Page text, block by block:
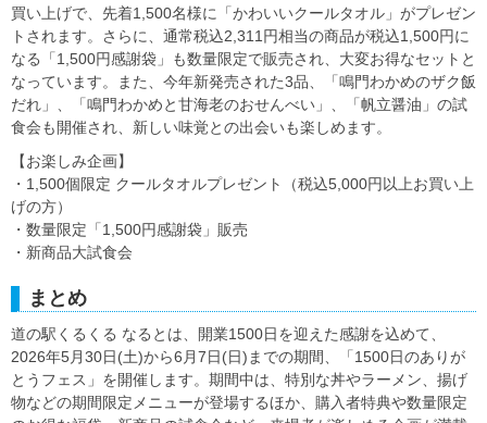
買い上げで、先着1,500名様に「かわいいクールタオル」がプレゼン
トされます。さらに、通常税込2,311円相当の商品が税込1,500円に
なる「1,500円感謝袋」も数量限定で販売され、大変お得なセットと
なっています。また、今年新発売された3品、「鳴門わかめのザク飯
だれ」、「鳴門わかめと甘海老のおせんべい」、「帆立醤油」の試
食会も開催され、新しい味覚との出会いも楽しめます。
【お楽しみ企画】
・1,500個限定 クールタオルプレゼント（税込5,000円以上お買い上
げの方）
・数量限定「1,500円感謝袋」販売
・新商品大試食会
まとめ
道の駅くるくる なるとは、開業1500日を迎えた感謝を込めて、
2026年5月30日(土)から6月7日(日)までの期間、「1500日のありが
とうフェス」を開催します。期間中は、特別な丼やラーメン、揚げ
物などの期間限定メニューが登場するほか、購入者特典や数量限定